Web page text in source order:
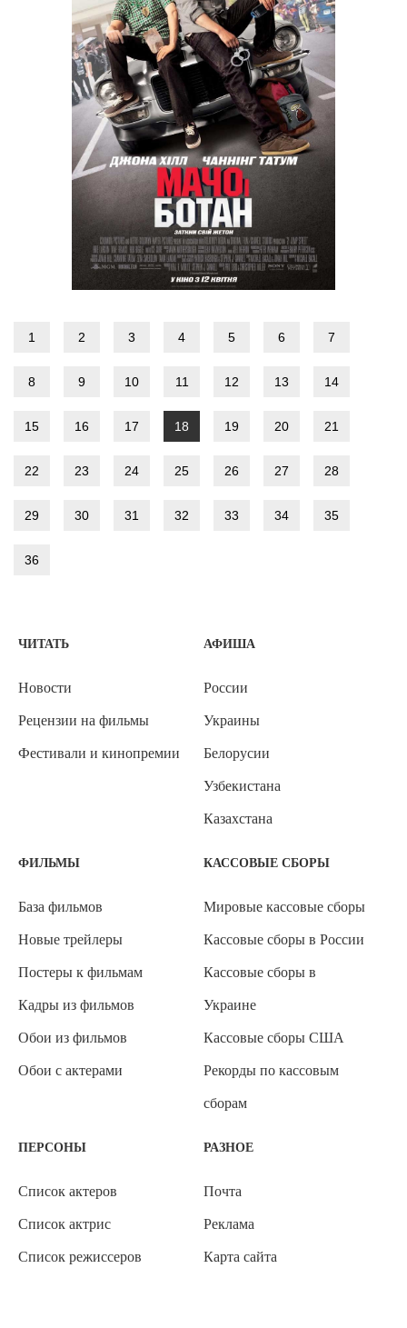
1 2 3 4 5 6 7
8 9 10 11 12 13 14
15 16 17 18 19 20 21
22 23 24 25 26 27 28
29 30 31 32 33 34 35
36
ЧИТАТЬ
Новости
Рецензии на фильмы
Фестивали и кинопремии
АФИША
России
Украины
Белорусии
Узбекистана
Казахстана
ФИЛЬМЫ
База фильмов
Новые трейлеры
Постеры к фильмам
Кадры из фильмов
Обои из фильмов
Обои с актерами
КАССОВЫЕ СБОРЫ
Мировые кассовые сборы
Кассовые сборы в России
Кассовые сборы в
Украине
Кассовые сборы США
Рекорды по кассовым
сборам
ПЕРСОНЫ
Список актеров
Список актрис
Список режиссеров
РАЗНОЕ
Почта
Реклама
Карта сайта